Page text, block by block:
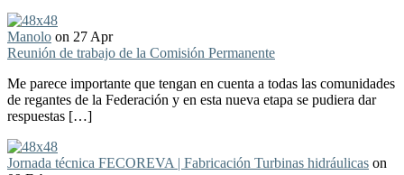
Manolo on 27 Apr
Reunión de trabajo de la Comisión Permanente
Me parece importante que tengan en cuenta a todas las comunidades
de regantes de la Federación y en esta nueva etapa se pudiera dar
respuestas […]
Jornada técnica FECOREVA | Fabricación Turbinas hidráulicas on